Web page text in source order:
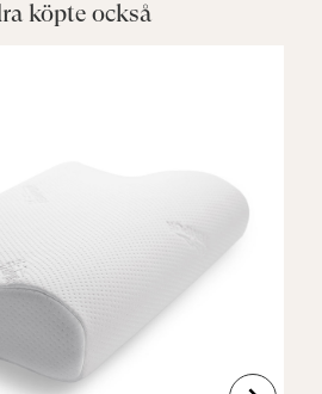
köpte också